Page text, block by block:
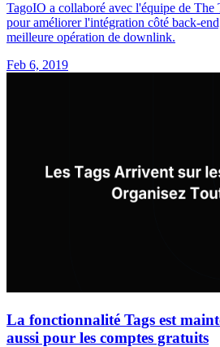
TagoIO a collaboré avec l'équipe de
pour améliorer l'intégration côté back-
meilleure opération de downlink.
Feb 6, 2019
La fonctionnalité Tags est
aussi pour les comptes gratuits